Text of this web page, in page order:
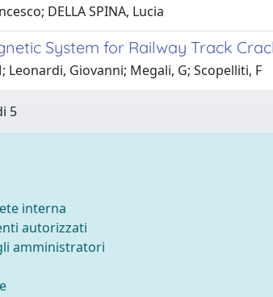
DELLA SPINA, Lucia
System for Railway Track
Leonardi, Giovanni; Megali, G; Scopelliti, F
5
interna
autorizzati
amministratori